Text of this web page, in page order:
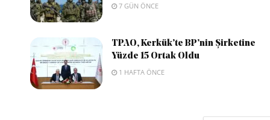
7 GÜN ÖNCE
TPAO, Kerkük’te BP’nin Şirketine
Yüzde 15 Ortak Oldu
1 HAFTA ÖNCE